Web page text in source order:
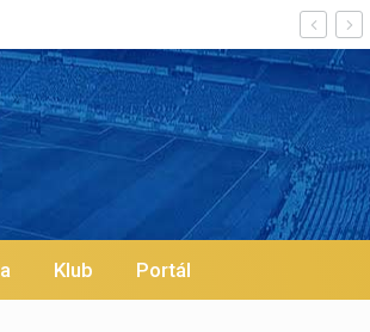
z Realu a pustí se klub na trh už v lednu? |
Klub Portál